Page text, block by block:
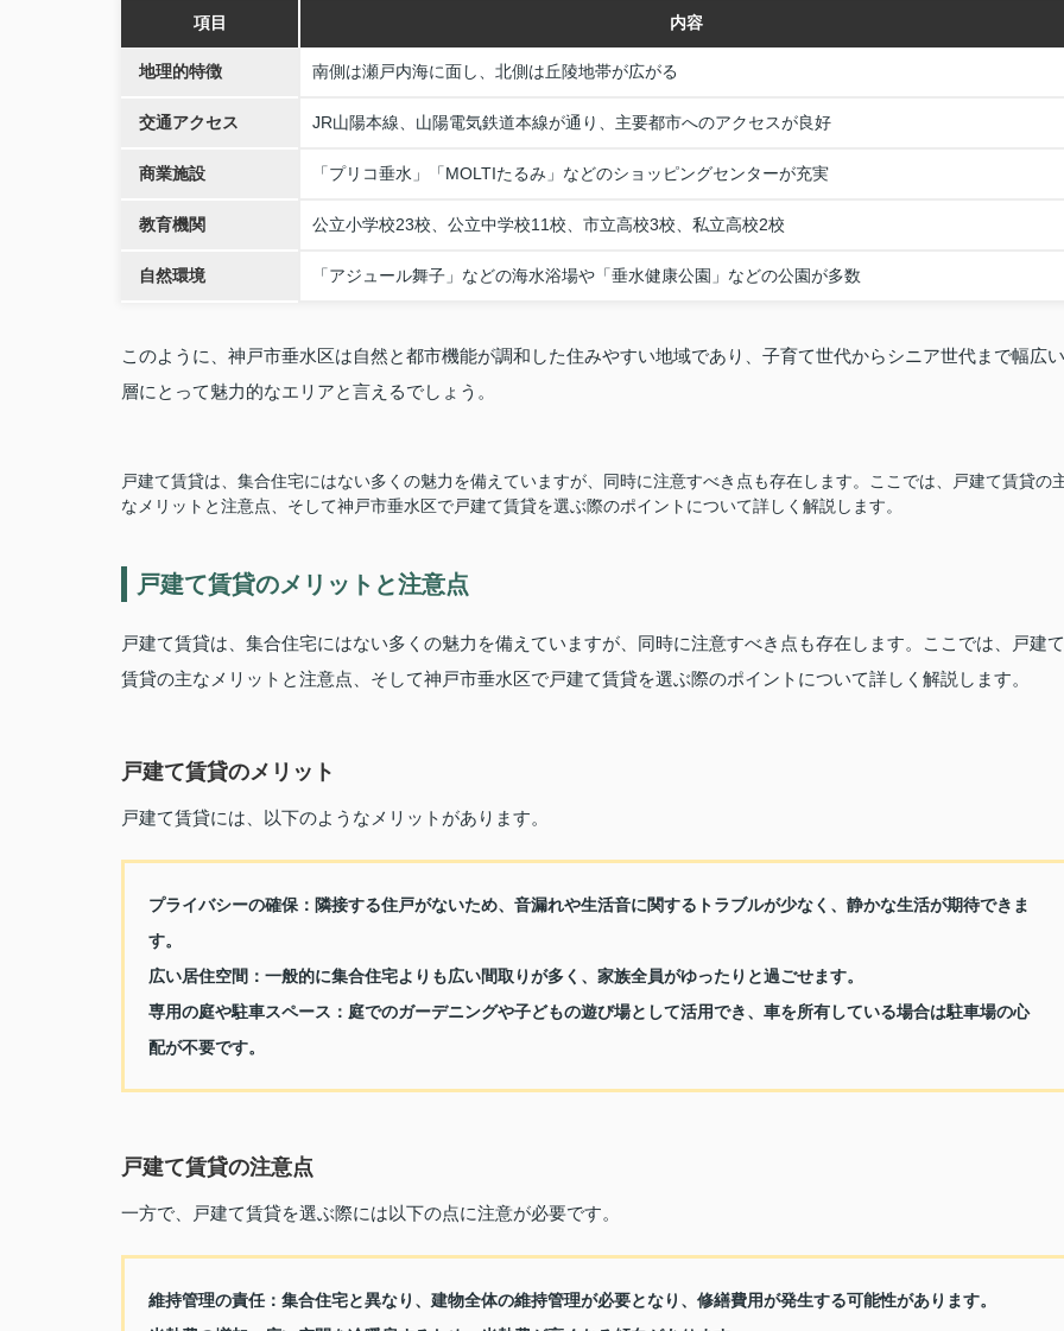
項目 内容
地理的特徴 南側は瀬戸内海に面し、北側は丘陵地帯が広がる
交通アクセス JR山陽本線、山陽電気鉄道本線が通り、主要都市へのアクセスが良好
商業施設 「プリコ垂水」「MOLTIたるみ」などのショッピングセンターが充実
教育機関 公立小学校23校、公立中学校11校、市立高校3校、私立高校2校
自然環境 「アジュール舞子」などの海水浴場や「垂水健康公園」などの公園が多数
このように、神戸市垂水区は自然と都市機能が調和した住みやすい地域であり、子育て世代からシニア世代まで幅広い
層にとって魅力的なエリアと言えるでしょう。
戸建て賃貸は、集合住宅にはない多くの魅力を備えていますが、同時に注意すべき点も存在します。ここでは、戸建て賃貸の
なメリットと注意点、そして神戸市垂水区で戸建て賃貸を選ぶ際のポイントについて詳しく解説します。
戸建て賃貸のメリットと注意点
戸建て賃貸は、集合住宅にはない多くの魅力を備えていますが、同時に注意すべき点も存在します。ここでは、戸建て
賃貸の主なメリットと注意点、そして神戸市垂水区で戸建て賃貸を選ぶ際のポイントについて詳しく解説します。
戸建て賃貸のメリット
戸建て賃貸には、以下のようなメリットがあります。
プライバシーの確保： 隣接する住戸がないため、音漏れや生活音に関するトラブルが少なく、静かな生活が期待できま
す。
広い居住空間： 一般的に集合住宅よりも広い間取りが多く、家族全員がゆったりと過ごせます。
専用の庭や駐車スペース： 庭でのガーデニングや子どもの遊び場として活用でき、車を所有している場合は駐車場の心
配が不要です。
戸建て賃貸の注意点
一方で、戸建て賃貸を選ぶ際には以下の点に注意が必要です。
維持管理の責任： 集合住宅と異なり、建物全体の維持管理が必要となり、修繕費用が発生する可能性があります。